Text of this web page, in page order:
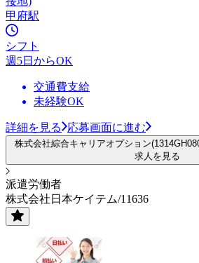
甲府駅
シフト
週5日からOK
交通費支給
未経験OK
詳細を見る 応募画面に進む
株式会社綜合キャリアオプション
求人を見る
派遣労働者
株式会社日本ケイテム/11636